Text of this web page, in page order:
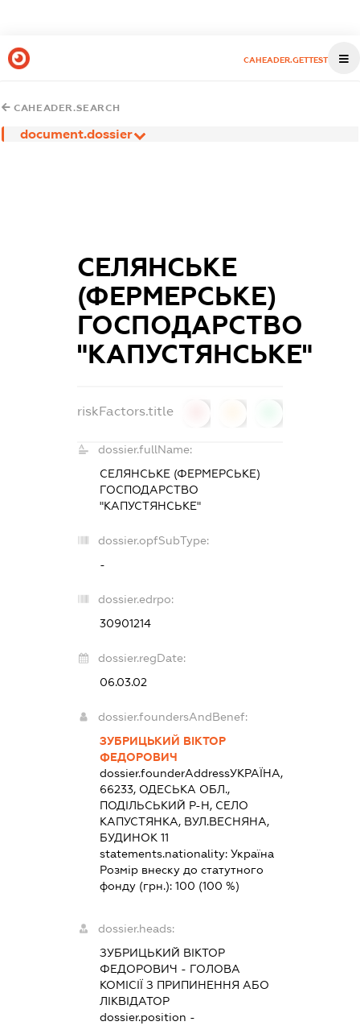
CAHEADER.GETTEST
CAHEADER.SEARCH
document.dossier
СЕЛЯНСЬКЕ
(ФЕРМЕРСЬКЕ)
ГОСПОДАРСТВО
"КАПУСТЯНСЬКЕ"
riskFactors.title
dossier.fullName:
СЕЛЯНСЬКЕ (ФЕРМЕРСЬКЕ)
ГОСПОДАРСТВО
"КАПУСТЯНСЬКЕ"
dossier.opfSubType:
-
dossier.edrpo:
30901214
dossier.regDate:
06.03.02
dossier.foundersAndBenef:
ЗУБРИЦЬКИЙ ВІКТОР
ФЕДОРОВИЧ
dossier.founderAddressУКРАЇНА,
66233, ОДЕСЬКА ОБЛ.,
ПОДІЛЬСЬКИЙ Р-Н, СЕЛО
КАПУСТЯНКА, ВУЛ.ВЕСНЯНА,
БУДИНОК 11
statements.nationality:Україна
Розмір внеску до статутного
фонду (грн.):100 (100 %)
dossier.heads:
ЗУБРИЦЬКИЙ ВІКТОР
ФЕДОРОВИЧ - ГОЛОВА
КОМІСІЇ З ПРИПИНЕННЯ АБО
ЛІКВІДАТОР
dossier.position -